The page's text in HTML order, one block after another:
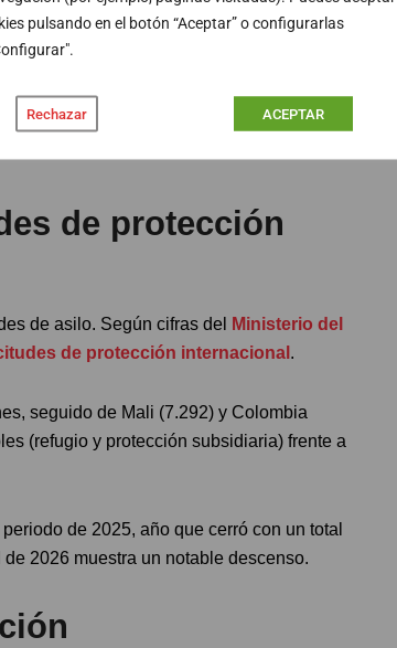
pulsando en el botón “Aceptar” o configurarlas
Rechazar ACEPTAR
y Refugiados de la Universidad Diego
que se está viviendo en Venezuela
Por lo tanto, es posible que esto
países, como ocurrió con Haití en el
de protección
de asilo. Según cifras del
Ministerio del
de protección internacional .
seguido de Mali (7.292) y Colombia
(refugio y protección subsidiaria) frente a
de 2025, año que cerró con un total
2026 muestra un notable descenso.